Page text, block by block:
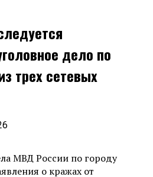
дело по
трех сетевых
МВД России по городу
о кражах от